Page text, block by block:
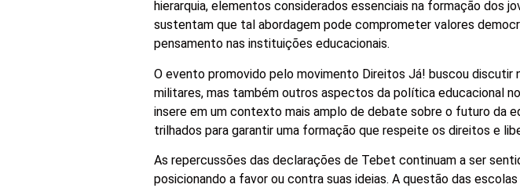
hierarquia, elementos considerados essenciais na formação dos
sustentam que tal abordagem pode comprometer valores
pensamento nas instituições educacionais.
O evento promovido pelo movimento Direitos Já! buscou discutir
militares, mas também outros aspectos da política educacional
insere em um contexto mais amplo de debate sobre o futuro da
trilhados para garantir uma formação que respeite os direitos e
As repercussões das declarações de Tebet continuam a ser
posicionando a favor ou contra suas ideias. A questão das